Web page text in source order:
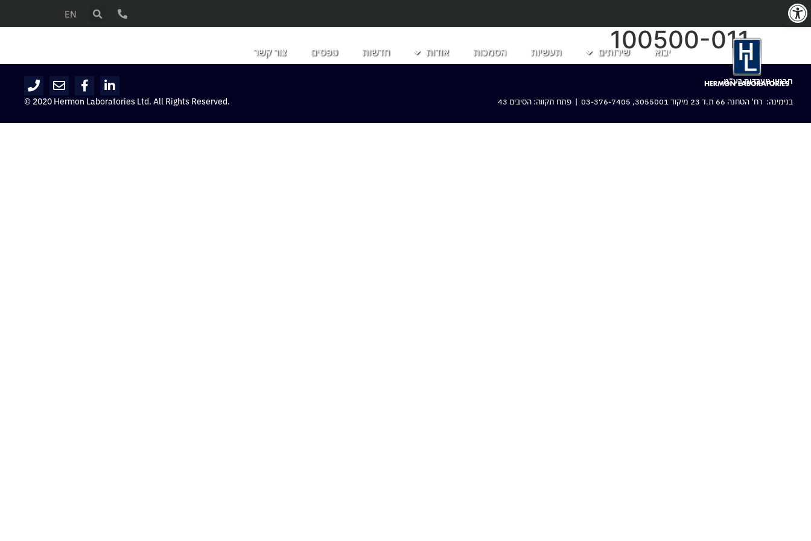
EN
יבוא שירותים תעשיות הסמכות אודות חדשות טפסים צור קשר 100500-011
חרמון מעבדות בע“מ
בנימינה: רח‘ הטחנה 66 ת.ד 23 מיקוד 3055001,
03-376-7405 | פתח תקווה: הסיבים 43 © 2020 Hermon Laboratories Ltd. All Rights Reserved.